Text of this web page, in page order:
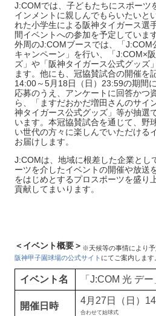
J:COMでは、子どもたちにスポーツ
インメントに親しんでもらいたいと
れた小学生による阪神タイガース選
間イベントへの参加を予定していま
外周のJ:COMブースでは、「J:COM
キャンペーン」を行い、「J:COM×
ズ」や「阪神タイガース公式グッズ
ます。他にも、冠協賛試合の開催を
14:00～5月18日（日）23:59の期間
応募のうえ、アンケートに回答かつ
ら、「ますだおかだ増田さんのサイ
神タイガース公式グッズ」等が抽選
います。本冠協賛試合を通じて、野
い世代の方々に楽しんでいただける
お届けします。
J:COMは、地域に根差した企業とし
ーツを介したイベントの開催や放送
をはじめとするプロスポーツを盛り
貢献してまいります。
＜イベント概要＞ ※天候等の事情により予
阪神甲子園球場の公式サイト にてご案内します
イベント名 「J:COM 光 デー
開催日時
4月27日（日）
合わせて始球式